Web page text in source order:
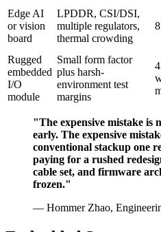
Edge AI
or vision
board
LPDDR, CSI/DSI,
multiple regulators,
thermal crowding
Rugged
embedded
I/O
module
Small form factor
plus harsh-
environment test
margins
"The expensive mistake is
early. The expensive
conventional stackup one
paying for a rushed
cable set, and firmware
frozen."
— Hommer Zhao,